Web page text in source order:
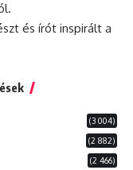
és írót inspirált a
(3 004)
(2 882)
(2 466)